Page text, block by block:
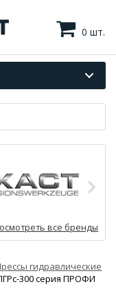
0 шт.
все бренды
гидравлические
300 серия ПРОФИ